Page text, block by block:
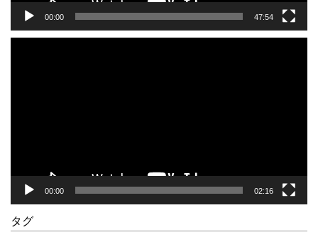
00:00 47:54
00:00 02:16
タグ